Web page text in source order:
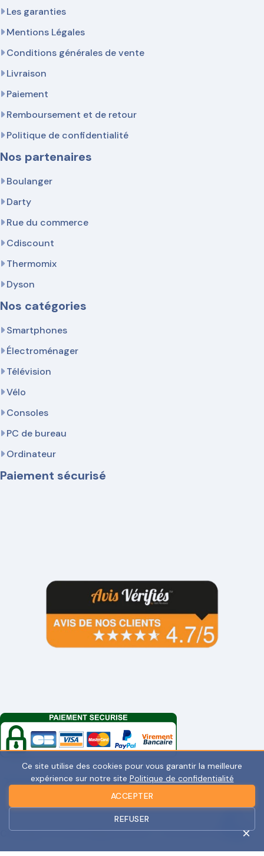
Les garanties
Mentions Légales
Conditions générales de vente
Livraison
Paiement
Remboursement et de retour
Politique de confidentialité
Nos partenaires
Boulanger
Darty
Rue du commerce
Cdiscount
Thermomix
Dyson
Nos catégories
Smartphones
Électroménager
Télévision
Vélo
Consoles
PC de bureau
Ordinateur
Paiement sécurisé
Copyright © 2025 Megastoretech. Tous droits réservés
Ce site utilise des cookies pour vous garantir la meilleure
expérience sur notre site Politique de confidentialité
ACCEPTER
REFUSER
×